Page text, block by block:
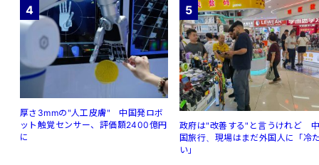
4
厚さ3mmの"人工皮膚" 中国発ロボ
ット触覚センサー、評価額2400億円
に
5
政府は"改善する"と言うけれど
国旅行、現場はまだ外国人に「冷
い」